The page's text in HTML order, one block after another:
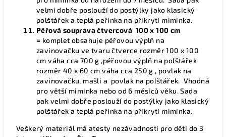
velmi dobře poslouží do postýlky jako klasický
polštářek a teplá peřinka na přikrytí miminka.
Péřová souprava čtvercová 100 x 100 cm
= komplet obsahuje péřovou výplň na
zavinovačku ve tvaru čtverce rozměr 100 x 100
cm váha cca 700 g ,péřovou výplň na polštářek
rozměr 40 x 60 cm váha cca 250 g , povlak na
zavinovačku, mašli a povlak na polštářek. Vhodná
pro větší miminka nebo od 6 měsíců věku. Sada
pak velmi dobře poslouží do postýlky jako klasický
polštářek a teplá peřinka na přikrytí miminka.
Veškerý materiál má atesty nezávadnosti pro děti do 3